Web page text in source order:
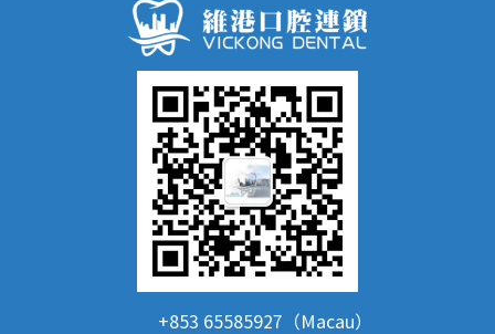
+853 65585927（Macau）